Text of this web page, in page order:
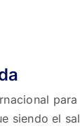
siendo el